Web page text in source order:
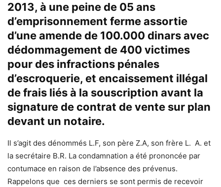
2013, à une peine de 05 ans
d’emprisonnement ferme assortie
d’une amende de 100.000 dinars avec
dédommagement de 400 victimes
pour des infractions pénales
d’escroquerie, et encaissement illégal
de frais liés à la souscription avant la
signature de contrat de vente sur plan
devant un notaire.
Il s’agit des dénommés L.F, son père Z.A, son frère L. A. et
la secrétaire B.R. La condamnation a été prononcée par
contumace en raison de l’absence des prévenus.
Rappelons que ces derniers se sont permis de recevoir